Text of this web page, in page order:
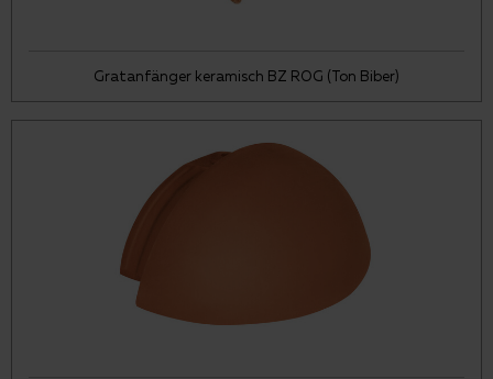
Gratanfänger keramisch BZ ROG (Ton Biber)